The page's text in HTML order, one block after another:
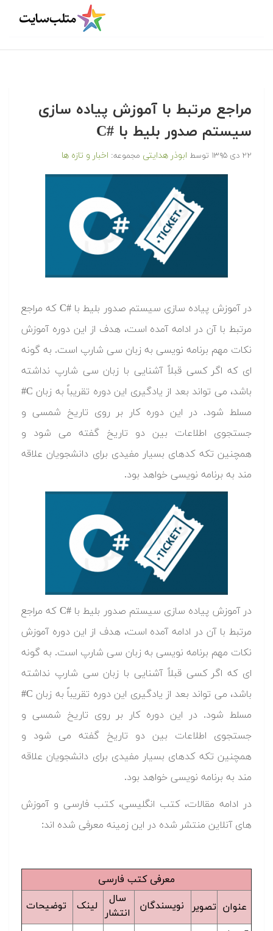
مراجع مرتبط با آموزش پیاده سازی
سیستم صدور بلیط با #C
۲۲ دی ۱۳۹۵ توسط ابوذر هدایتی مجموعه: اخبار و تازه ها
در آموزش پیاده سازی سیستم صدور بلیط با #C که مراجع
مرتبط با آن در ادامه آمده است، هدف از این دوره آموزش
نکات مهم برنامه نویسی به زبان سی شارپ است. به گونه
ای که اگر کسی قبلاً آشنایی با زبان سی شارپ نداشته
باشد، می تواند بعد از یادگیری این دوره تقریباً به زبان C#
مسلط شود. در این دوره کار بر روی تاریخ شمسی و
جستجوی اطلاعات بین دو تاریخ گفته می شود و
همچنین تکه کدهای بسیار مفیدی برای دانشجویان علاقه
مند به برنامه نویسی خواهد بود.
در آموزش پیاده سازی سیستم صدور بلیط با #C که مراجع
مرتبط با آن در ادامه آمده است، هدف از این دوره آموزش
نکات مهم برنامه نویسی به زبان سی شارپ است. به گونه
ای که اگر کسی قبلاً آشنایی با زبان سی شارپ نداشته
باشد، می تواند بعد از یادگیری این دوره تقریباً به زبان C#
مسلط شود. در این دوره کار بر روی تاریخ شمسی و
جستجوی اطلاعات بین دو تاریخ گفته می شود و
همچنین تکه کدهای بسیار مفیدی برای دانشجویان علاقه
مند به برنامه نویسی خواهد بود.
در ادامه مقالات، کتب انگلیسی، کتب فارسی و آموزش
های آنلاین منتشر شده در این زمینه معرفی شده اند:
معرفی کتب فارسی
عنوان تصویر نویسندگان
سال
انتشار
لینک توضیحات